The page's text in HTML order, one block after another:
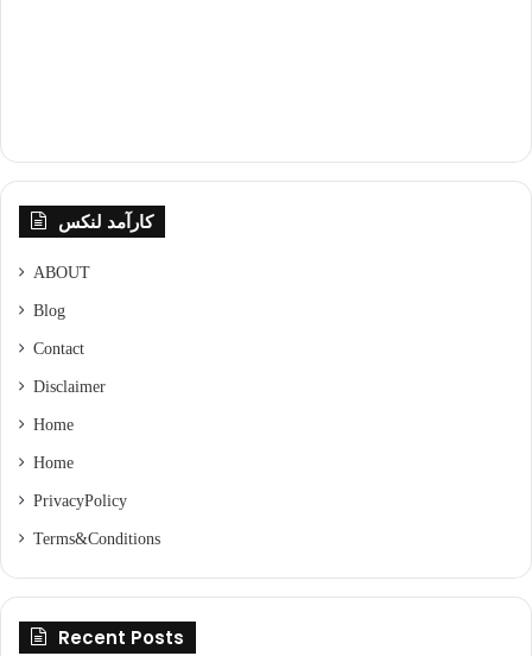
کارآمد لنکس
ABOUT
Blog
Contact
Disclaimer
Home
Home
Privacy Policy
Terms & Conditions
Recent Posts